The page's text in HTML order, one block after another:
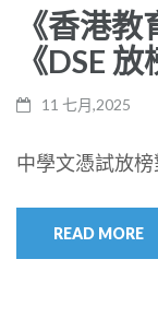
《香港
《DSE
11 七月,2025
中學文憑試放
READ MORE